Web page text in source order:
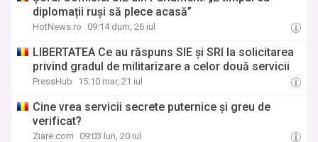
diplomații ruși să plece acasă”
HotNews.ro 09:14 dum, 26 iul
LIBERTATEA Ce au răspuns SIE și SRI la solicitarea
privind gradul de militarizare a celor două servicii
PressHub 15:10 mar, 21 iul
Cine vrea servicii secrete puternice și greu de
verificat?
Ziare.com 09:03 lun, 20 iul